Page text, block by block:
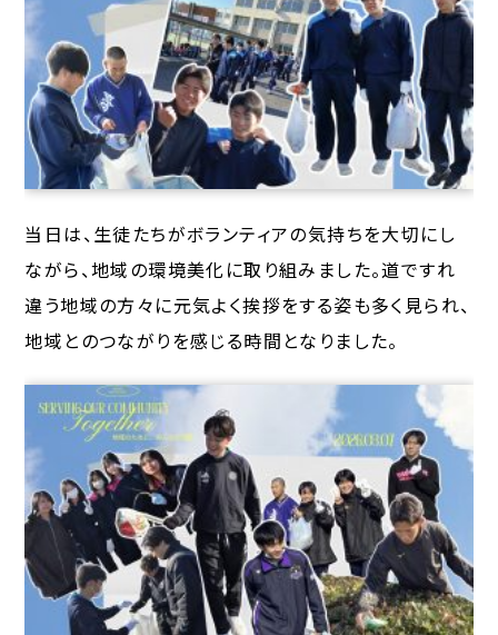
当日は、生徒たちがボランティアの気持ちを大切にし
ながら、地域の環境美化に取り組みました。道ですれ
違う地域の方々に元気よく挨拶をする姿も多く見られ、
地域とのつながりを感じる時間となりました。